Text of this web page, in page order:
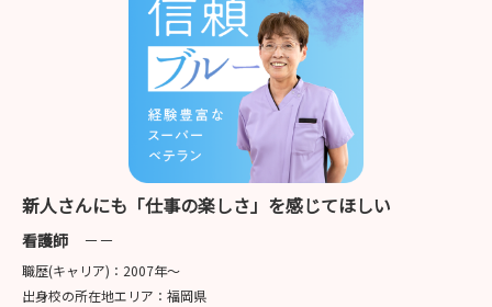
新人さんにも「仕事の楽しさ」を感じてほしい
看護師 －－
職歴(キャリア)： 2007年〜
出身校の所在地エリア： 福岡県